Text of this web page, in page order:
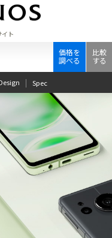
イト
価格を
調べる
比較
する
Spec